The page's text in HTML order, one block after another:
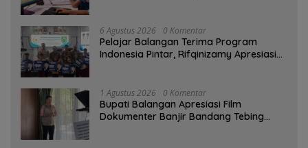
6 Agustus 2026 0 Komentar
Pelajar Balangan Terima Program
Indonesia Pintar, Rifqinizamy Apresiasi
1 Agustus 2026 0 Komentar
Bupati Balangan Apresiasi Film
Dokumenter Banjir Bandang Tebing